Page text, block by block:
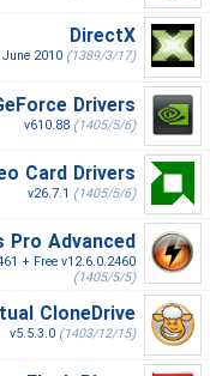
DirectX
2010 (1389/3/17)
Drivers
v610.88 (1405/5/6)
Card Drivers
v26.7.1 (1405/5/6)
Pro Advanced
+ Free v12.6.0.2460
(1405/5/5)
CloneDrive
v5.5.3.0 (1403/12/15)